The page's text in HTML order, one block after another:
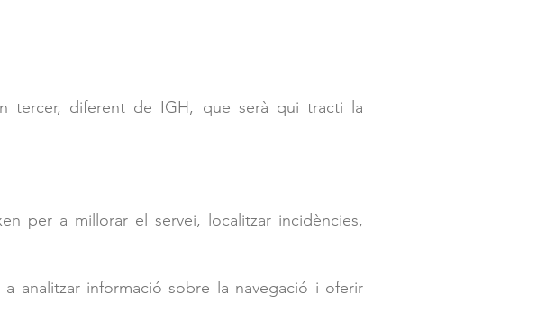
tercer, diferent de IGH, que serà qui tracti la
per a millorar el servei, localitzar incidències,
analitzar informació sobre la navegació i oferir